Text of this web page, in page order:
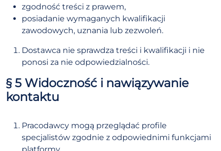
zgodność treści z prawem,
posiadanie wymaganych kwalifikacji
zawodowych, uznania lub zezwoleń.
Dostawca nie sprawdza treści i kwalifikacji i nie
ponosi za nie odpowiedzialności.
§ 5 Widoczność i nawiązywanie
kontaktu
Pracodawcy mogą przeglądać profile
specjalistów zgodnie z odpowiednimi funkcjami